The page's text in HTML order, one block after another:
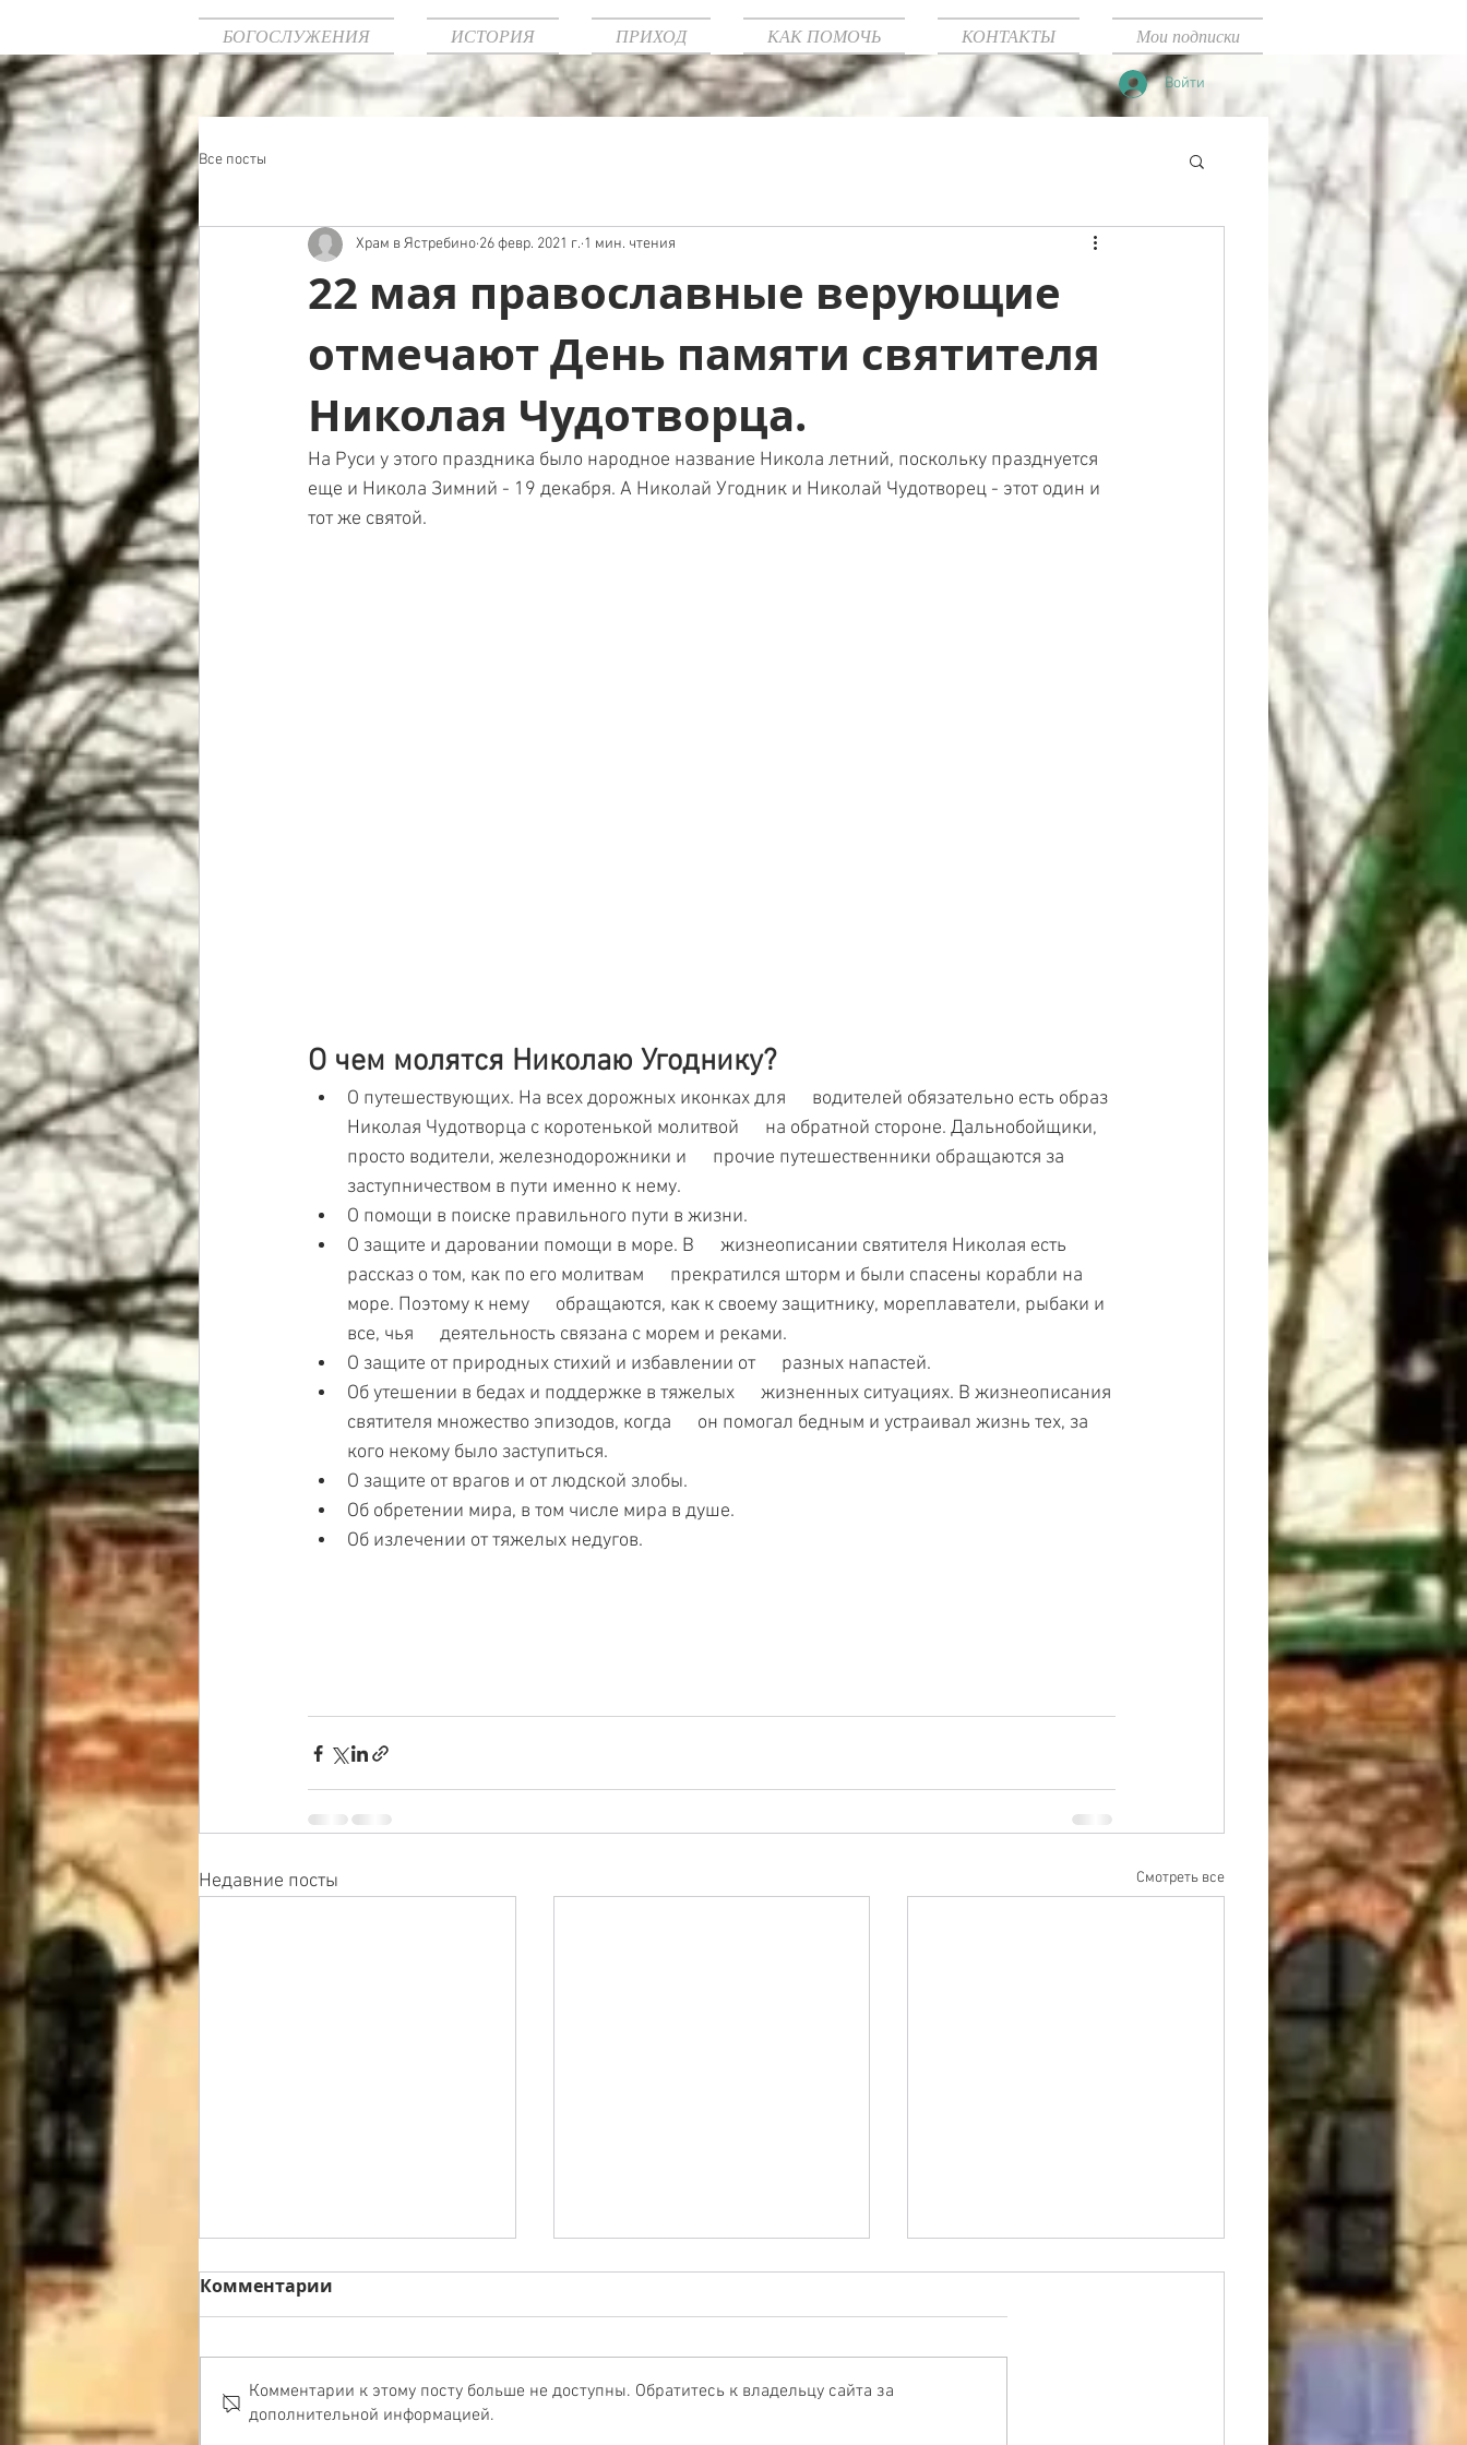
Войти
Все посты
22 мая православные верующие
отмечают День памяти святителя
Николая Чудотворца.
Храм в Ястребино 26 февр. 2021 г. 1 мин. чтения
На Руси у этого праздника было народное название Никола летний, поскольку празднуется
еще и Никола Зимний - 19 декабря. А Николай Угодник и Николай Чудотворец - этот один и
тот же святой.
О чем молятся Николаю Угоднику?
О путешествующих. На всех дорожных иконках для      водителей обязательно есть образ
Николая Чудотворца с коротенькой молитвой      на обратной стороне. Дальнобойщики,
просто водители, железнодорожники и      прочие путешественники обращаются за
заступничеством в пути именно к нему.
О помощи в поиске правильного пути в жизни.
О защите и даровании помощи в море. В      жизнеописании святителя Николая есть
рассказ о том, как по его молитвам      прекратился шторм и были спасены корабли на
море. Поэтому к нему      обращаются, как к своему защитнику, мореплаватели, рыбаки и
все, чья      деятельность связана с морем и реками.
О защите от природных стихий и избавлении от      разных напастей.
Об утешении в бедах и поддержке в тяжелых      жизненных ситуациях. В жизнеописания
святителя множество эпизодов, когда      он помогал бедным и устраивал жизнь тех, за
кого некому было заступиться.
О защите от врагов и от людской злобы.
Об обретении мира, в том числе мира в душе.
Об излечении от тяжелых недугов.
Недавние посты Смотреть все
10 августа 2026
встречаем икону
Параскевы
Комментарии
Комментарии к этому посту больше не доступны. Обратитесь к владельцу сайта за
дополнительной информацией.
БОГОСЛУЖЕНИЯ ИСТОРИЯ ПРИХОД КАК ПОМОЧЬ КОНТАКТЫ Мои подписки